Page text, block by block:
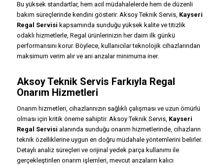
Bu yüksek standartlar, hem acil müdahalelerde hem de düzenli
bakım süreçlerinde kendini gösterir. Aksoy Teknik Servis, Kayseri
Regal Servisi kapsamında sunduğu yüksek kalite ve titizlik
odaklı hizmetlerle, Regal ürünlerinizin her daim ilk günkü
performansını korur. Böylece, kullanıcılar teknolojik cihazlarından
maksimum verim alır ve ani arızalar minimuma iner.
Aksoy Teknik Servis Farkıyla Regal
Onarım Hizmetleri
Onarım hizmetleri, cihazlarınızın sağlıklı çalışması ve uzun ömürlü
olması için kritik öneme sahiptir. Aksoy Teknik Servis, Kayseri
Regal Servisi alanında sunduğu onarım hizmetlerinde, cihazların
teknik özelliklerine uygun en doğru müdahale yöntemlerini belirler.
Detaylı analiz süreçleri ve orijinal yedek parça kullanımı ile
gerçekleştirilen onarım işlemleri, mevcut arızaların kalıcı